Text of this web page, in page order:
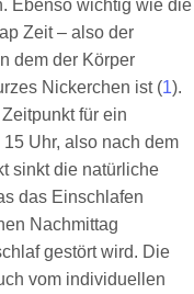
Ebenso wichtig wie die
Zeit – also der
dem der Körper
Nickerchen ist (1).
für ein
Uhr, also nach dem
sinkt die natürliche
das Einschlafen
Nachmittag
gestört wird. Die
vom individuellen